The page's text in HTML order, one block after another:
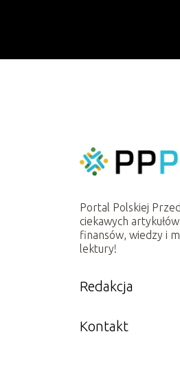
Portal Polskiej
ciekawych
finansów, wiedzy i
lektury!
Redakcja
Kontakt